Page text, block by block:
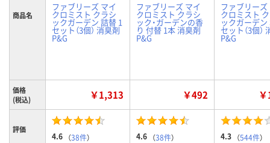
商品名
ファブリーズ マイ
クロミスト クラシ
ックガーデン 詰替 1
セット（3個） 消臭剤
P&G
ファブリーズ マイ
クロミスト クラシ
ック・ガーデンの香
り 付替 1本 消臭剤
P&G
ファブリーズ
クロミスト
ックガーデン
セット（3個）
P&G
価格
(税込)
￥1,313 ￥492
評価
4.6 （38件） 4.6 （38件） 4.3 （544件）